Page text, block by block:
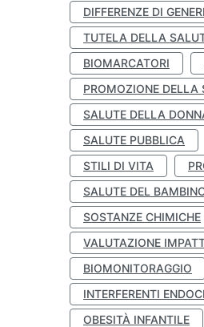
DIFFERENZE DI
TUTELA DELLA
BIOMARCATORI
PROMOZIONE DELLA
SALUTE DELLA
SALUTE PUBBLICA
STILI DI VITA
SALUTE DEL
SOSTANZE CHIMICHE
VALUTAZIONE
BIOMONITORAGGIO
INTERFERENTI
OBESITÀ INFANTILE